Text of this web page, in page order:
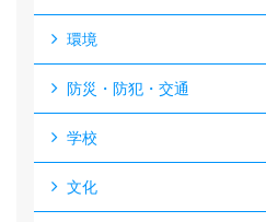
環境
防災・防犯・交通
学校
文化